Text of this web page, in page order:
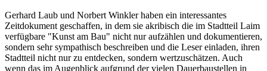
Gerhard Laub und Norbert Winkler haben ein interessantes
Zeitdokument geschaffen, in dem sie akribisch die im Stadtteil Laim
verfügbare "Kunst am Bau" nicht nur aufzählen und dokumentieren,
sondern sehr sympathisch beschreiben und die Leser einladen, ihren
Stadtteil nicht nur zu entdecken, sondern wertzuschätzen. Auch
wenn das im Augenblick aufgrund der vielen Dauerbaustellen in